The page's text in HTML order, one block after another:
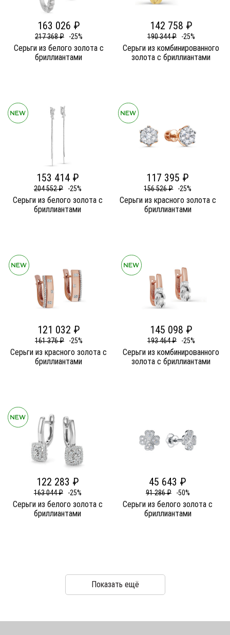
163 026 ₽
217 368 ₽ -25%
Серьги из белого золота c
бриллиантами
142 758 ₽
190 344 ₽ -25%
Серьги из комбинированного
золота c бриллиантами
153 414 ₽
204 552 ₽ -25%
Серьги из белого золота c
бриллиантами
117 395 ₽
156 526 ₽ -25%
Серьги из красного золота c
бриллиантами
121 032 ₽
161 376 ₽ -25%
Серьги из красного золота c
бриллиантами
145 098 ₽
193 464 ₽ -25%
Серьги из комбинированного
золота c бриллиантами
122 283 ₽
163 044 ₽ -25%
Серьги из белого золота c
бриллиантами
45 643 ₽
91 286 ₽ -50%
Серьги из белого золота c
бриллиантами
Показать ещё